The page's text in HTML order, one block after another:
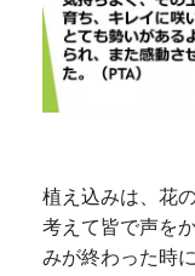
植え込みは、花
考えて皆で声を
みが終わった時